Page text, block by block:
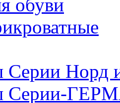
обуви
Серии
Серии-